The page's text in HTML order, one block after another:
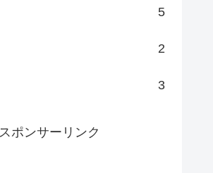
5
2
3
スポンサーリンク